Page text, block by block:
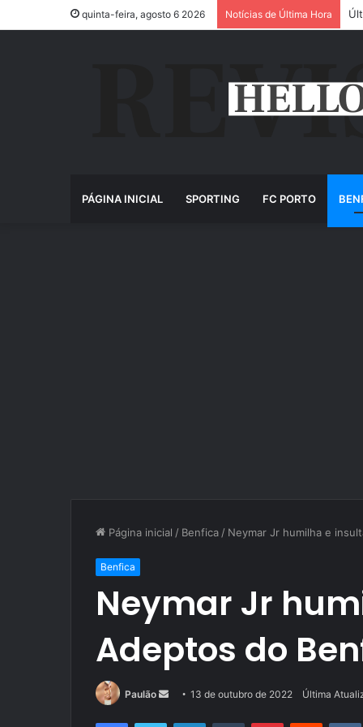
quinta-feira, agosto 6 2026 Notícias de Última Hora
PÁGINA INICIAL SPORTING FC PORTO
Página inicial / Benfica / Neymar Jr humilha e
Benfica
Neymar Jr
Adeptos do
Paulão
Mande13 de outubro de 2022 Última
FacebookTwitter LinkedinTumblr PinterestReddit